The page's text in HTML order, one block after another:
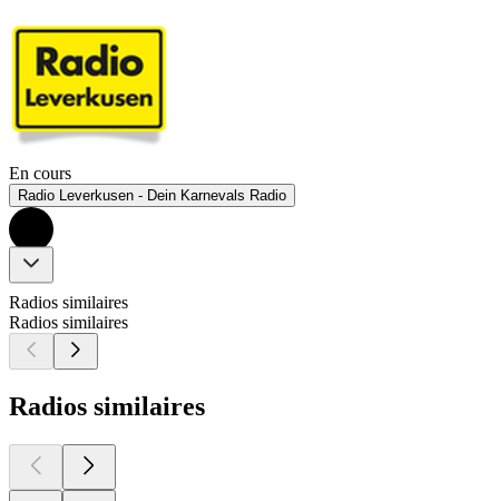
En cours
Radio Leverkusen - Dein Karnevals Radio
Radios similaires
Radios similaires
Radios similaires